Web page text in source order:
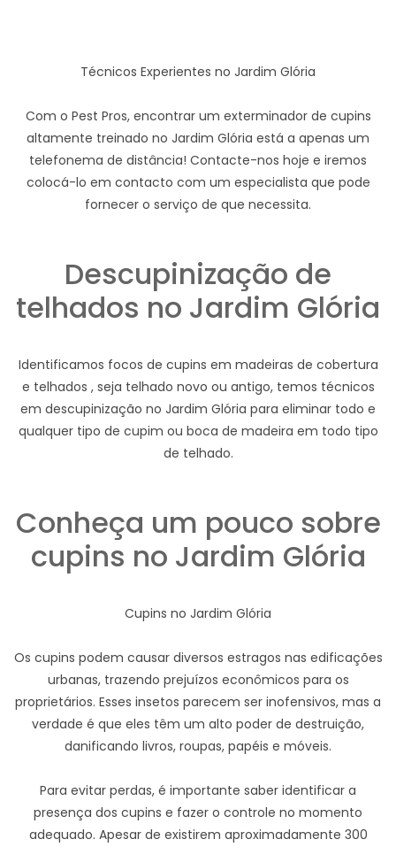
Técnicos Experientes no Jardim Glória
Com o Pest Pros, encontrar um exterminador de cupins
altamente treinado no Jardim Glória está a apenas um
telefonema de distância! Contacte-nos hoje e iremos
colocá-lo em contacto com um especialista que pode
fornecer o serviço de que necessita.
Descupinização de
telhados no Jardim Glória
Identificamos focos de cupins em madeiras de cobertura
e telhados , seja telhado novo ou antigo, temos técnicos
em descupinização no Jardim Glória para eliminar todo e
qualquer tipo de cupim ou boca de madeira em todo tipo
de telhado.
Conheça um pouco sobre
cupins no Jardim Glória
Cupins no Jardim Glória
Os cupins podem causar diversos estragos nas edificações
urbanas, trazendo prejuízos econômicos para os
proprietários. Esses insetos parecem ser inofensivos, mas a
verdade é que eles têm um alto poder de destruição,
danificando livros, roupas, papéis e móveis.
Para evitar perdas, é importante saber identificar a
presença dos cupins e fazer o controle no momento
adequado. Apesar de existirem aproximadamente 300